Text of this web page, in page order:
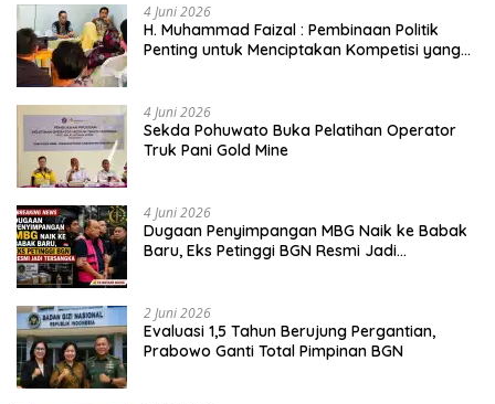
4 Juni 2026
H. Muhammad Faizal : Pembinaan Politik
Penting untuk Menciptakan Kompetisi yang
4 Juni 2026
Sekda Pohuwato Buka Pelatihan Operator
Truk Pani Gold Mine
4 Juni 2026
Dugaan Penyimpangan MBG Naik ke Babak
Baru, Eks Petinggi BGN Resmi Jadi
2 Juni 2026
Evaluasi 1,5 Tahun Berujung Pergantian,
Prabowo Ganti Total Pimpinan BGN